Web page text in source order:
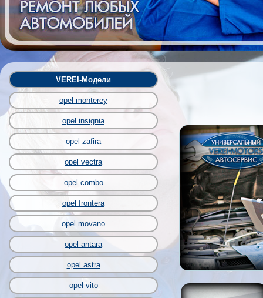
VEREI-Модели
opel monterey
opel insignia
opel zafira
opel vectra
opel combo
opel frontera
opel movano
opel antara
opel astra
opel vito